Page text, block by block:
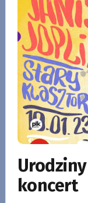
Urodziny
koncert